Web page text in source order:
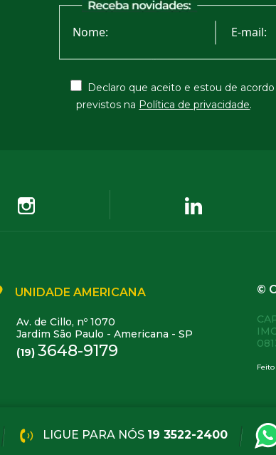
Declaro que aceito e estou de
previstos na Política de privacidade.
LIGUE PARA NÓS 19 3522-2400
UNIDADE AMERICANA
Av. de Cillo, nº 1070
Jardim São Paulo - Americana - SP
(19) 3648-9179
©